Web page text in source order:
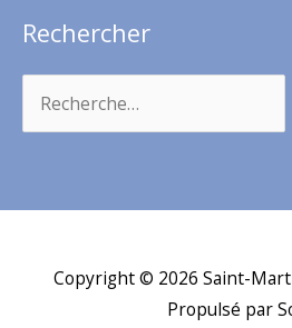
Rechercher
Copyright © 2026 Saint-
Propulsé par